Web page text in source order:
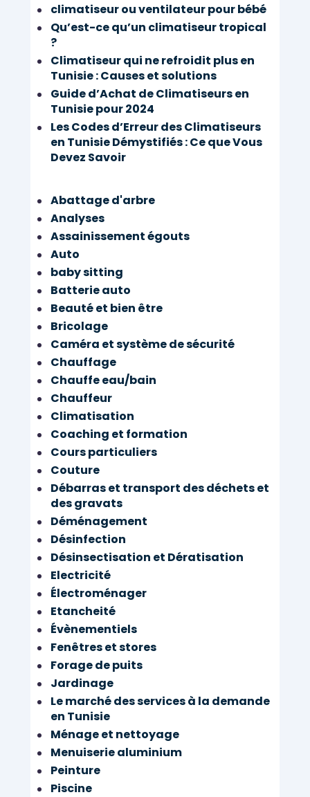
climatiseur ou ventilateur pour bébé
Qu’est-ce qu’un climatiseur tropical
?
Climatiseur qui ne refroidit plus en
Tunisie : Causes et solutions
Guide d’Achat de Climatiseurs en
Tunisie pour 2024
Les Codes d’Erreur des Climatiseurs
en Tunisie Démystifiés : Ce que Vous
Devez Savoir
Abattage d'arbre
Analyses
Assainissement égouts
Auto
baby sitting
Batterie auto
Beauté et bien être
Bricolage
Caméra et système de sécurité
Chauffage
Chauffe eau/bain
Chauffeur
Climatisation
Coaching et formation
Cours particuliers
Couture
Débarras et transport des déchets et
des gravats
Déménagement
Désinfection
Désinsectisation et Dératisation
Electricité
Électroménager
Etancheité
Évènementiels
Fenêtres et stores
Forage de puits
Jardinage
Le marché des services à la demande
en Tunisie
Ménage et nettoyage
Menuiserie aluminium
Peinture
Piscine